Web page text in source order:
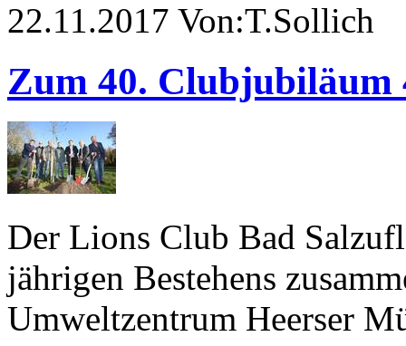
22.11.2017 Von:T.Sollich
Zum 40. Clubjubiläum
Der Lions Club Bad
jährigen Bestehens
Umweltzentrum Heerser